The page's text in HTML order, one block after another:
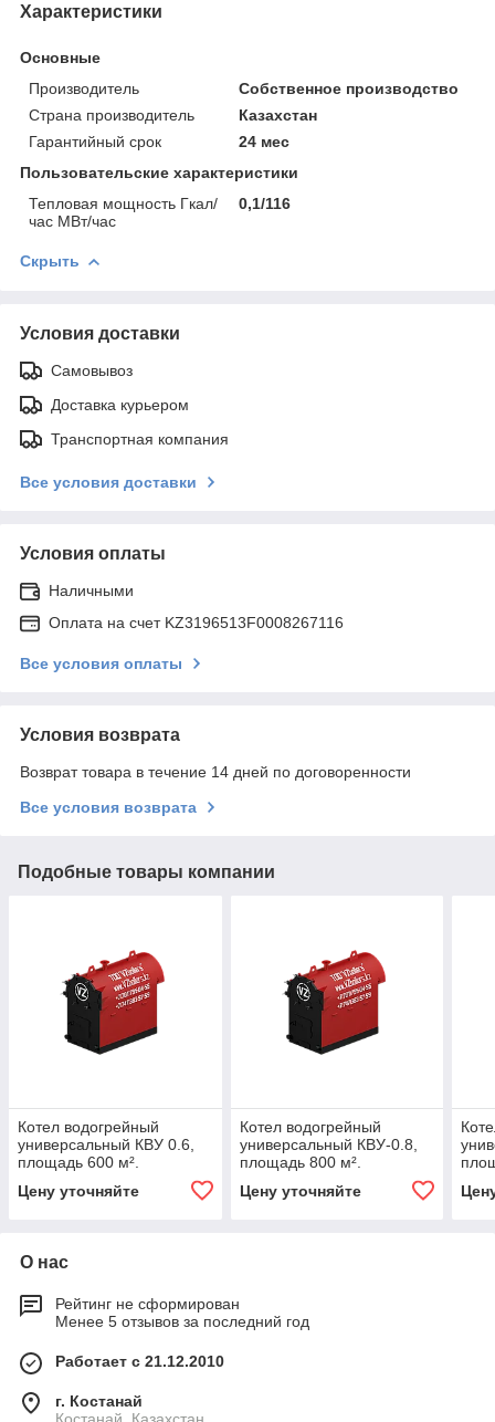
Характеристики
Основные
Производитель
Собственное производство
Страна производитель
Казахстан
Гарантийный срок
24 мес
Пользовательские характеристики
Тепловая мощность Гкал/
час МВт/час
0,1/116
Скрыть
Условия доставки
Самовывоз
Доставка курьером
Транспортная компания
Все условия доставки
Условия оплаты
Наличными
Оплата на счет KZ3196513F0008267116
Все условия оплаты
Условия возврата
Возврат товара в течение 14 дней по договоренности
Все условия возврата
Подобные товары компании
Котел водогрейный
универсальный КВУ 0.6,
площадь 600 м².
Цену уточняйте
Котел водогрейный
универсальный КВУ-0.8,
площадь 800 м².
Цену уточняйте
О нас
Рейтинг не сформирован
Менее 5 отзывов за последний год
Работает с 21.12.2010
г. Костанай